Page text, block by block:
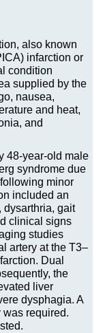
also known
infarction or
condition
supplied by the
nausea,
and heat,
and
48-year-old male
syndrome due
minor
included an
dysarthria, gait
clinical signs
studies
artery at the T3–
Dual
the
liver
dysphagia. A
was required.